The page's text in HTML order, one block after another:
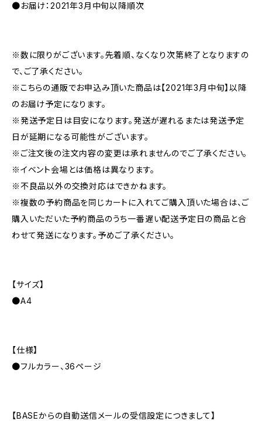
●お届け：2021年3月中旬以降順次
※数に限りがございます。先着順、なくなり次第終了となりますの
で、ご了承ください。
※こちらの通販でお申込み頂いた商品は【2021年3月中旬】以降
のお届け予定になります。
※発送予定日は目安になります。発送が遅れるまたは発送予定
日が延期になる可能性がございます。
※ご注文後の注文内容の変更は承れませんのでご了承ください。
※イベント会場とは価格は異なります。
※不良品以外の交換対応はできかねます。
※複数の予約商品を同じカートに入れてご購入頂いた場合は、ご
購入いただいた予約商品のうち一番遅い配送予定日の商品と合
わせて発送になります。予めご了承ください。
【サイズ】
●A4
【仕様】
●フルカラー、36ページ
【BASEからの自動送信メールの受信設定につきまして】